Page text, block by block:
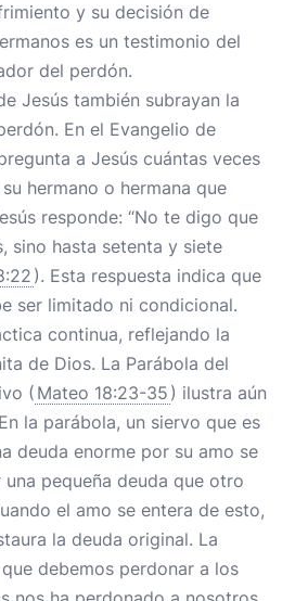
y su decisión de
es un testimonio del
del perdón.
Jesús también subrayan la
En el Evangelio de
a Jesús cuántas veces
hermano o hermana que
responde: “No te digo que
sino hasta setenta y siete
). Esta respuesta indica que
ser limitado ni condicional.
continua, reflejando la
de Dios. La Parábola del
( Mateo 18:23-35 ) ilustra aún
la parábola, un siervo que es
deuda enorme por su amo se
pequeña deuda que otro
el amo se entera de esto,
la deuda original. La
debemos perdonar a los